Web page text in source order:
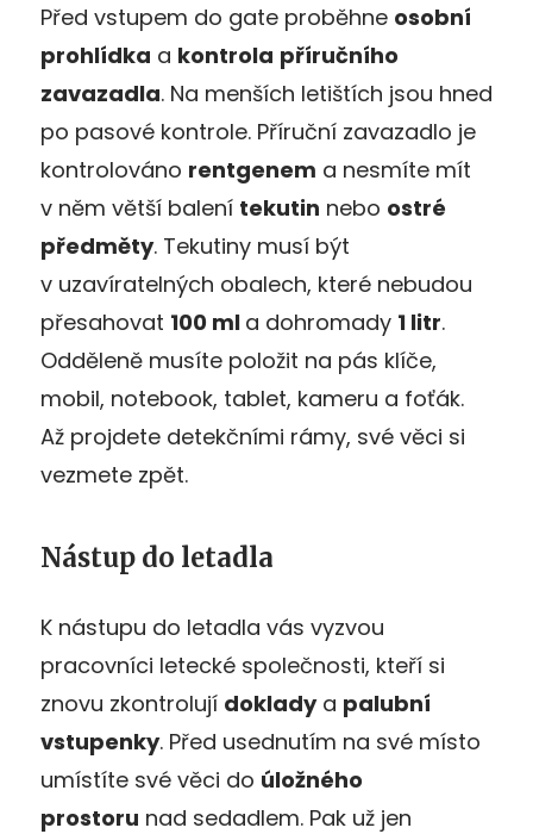
Před vstupem do gate proběhne osobní
prohlídka a kontrola příručního
zavazadla. Na menších letištích jsou hned
po pasové kontrole. Příruční zavazadlo je
kontrolováno rentgenem a nesmíte mít
v něm větší balení tekutin nebo ostré
předměty. Tekutiny musí být
v uzavíratelných obalech, které nebudou
přesahovat 100 ml a dohromady 1 litr.
Odděleně musíte položit na pás klíče,
mobil, notebook, tablet, kameru a foťák.
Až projdete detekčními rámy, své věci si
vezmete zpět.
Nástup do letadla
K nástupu do letadla vás vyzvou
pracovníci letecké společnosti, kteří si
znovu zkontrolují dokladya palubní
vstupenky. Před usednutím na své místo
umístíte své věci do úložného
prostoru nad sedadlem. Pak už jen